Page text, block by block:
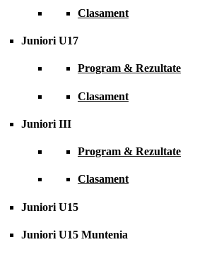
Clasament
Juniori U17
Program & Rezultate
Clasament
Juniori III
Program & Rezultate
Clasament
Juniori U15
Juniori U15 Muntenia